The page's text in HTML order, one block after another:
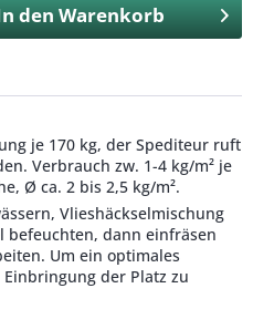
denWarenkorb
je 170 kg, der Spediteur ruft
Verbrauch zw. 1-4 kg/m² je
Ø ca. 2 bis 2,5 kg/m².
Vlieshäckselmischung
befeuchten, dann einfräsen
Um ein optimales
der Platz zu